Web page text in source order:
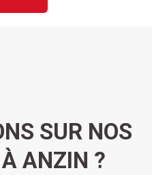
SUR NOS
ANZIN ?